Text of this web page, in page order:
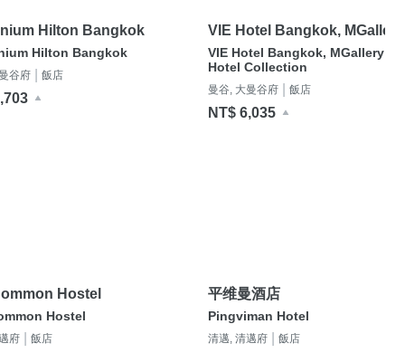
Hilton Bangkok
Hilton Bangkok
谷府 飯店
VIE Hotel Bangkok, MGallery
Hotel Collection
VIE Hotel Bangkok, MGallery
Hotel Collection
曼谷, 大曼谷府 飯店
NT$ 6,035
Hostel
Hostel
府 飯店
平维曼酒店
Pingviman Hotel
清邁, 清邁府 飯店